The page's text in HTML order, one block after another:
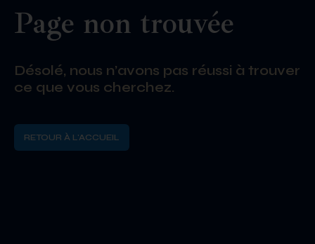
Page non trouvée
Désolé, nous n’avons pas réussi à trouver
ce que vous cherchez.
RETOUR À L'ACCUEIL